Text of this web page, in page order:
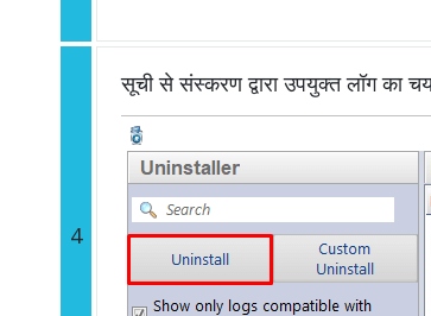
4
सूची से संस्करण द्वारा उपयुक्त लॉग का